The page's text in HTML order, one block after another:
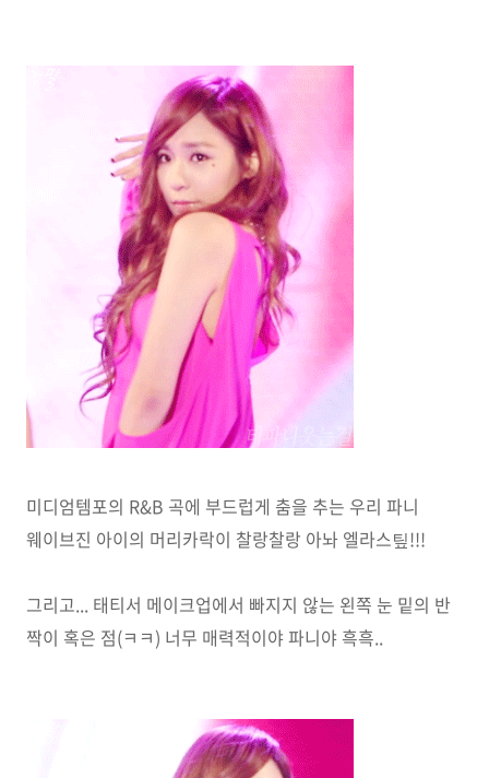
미디엄템포의 R&B 곡에 부드럽게 춤을 추는 우리 파니
웨이브진 아이의 머리카락이 찰랑찰랑 아놔 엘라스팊!!!
그리고... 태티서 메이크업에서 빠지지 않는 왼쪽 눈 밑의 반
짝이 혹은 점(ㅋㅋ) 너무 매력적이야 파니야 흑흑..